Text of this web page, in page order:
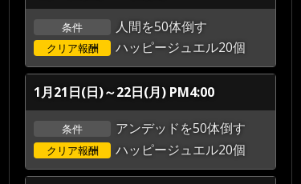
条件 人間を50体倒す
クリア報酬 ハッピージュエル20個
1月21日(日)～22日(月) PM4:00
条件 アンデッドを50体倒す
クリア報酬 ハッピージュエル20個